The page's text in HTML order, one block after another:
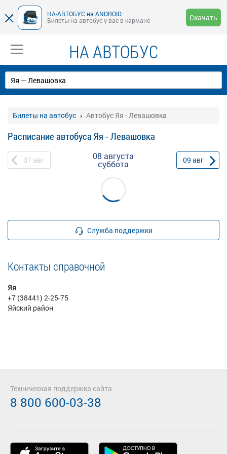
НА-АВТОБУС на ANDROID
Билеты на автобус у вас в кармане
Скачать
НА АВТОБУС
Билеты на автобус Автобус Яя - Левашовка
Расписание автобуса Яя - Левашовка
07 авг 08 августа
суббота 09 авг
Служба поддержки
Контакты справочной
Яя
+7 (38441) 2-25-75
Яйский район
Техническая поддержка сайта
8 800 600-03-38